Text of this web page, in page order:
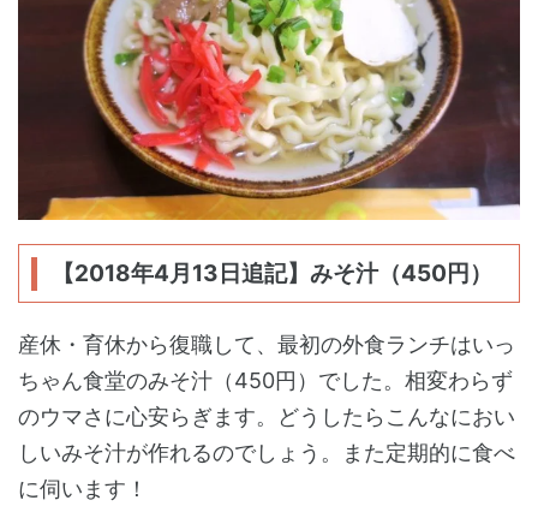
【2018年4月13日追記】みそ汁（450円）
産休・育休から復職して、最初の外食ランチはいっ
ちゃん食堂のみそ汁（450円）でした。相変わらず
のウマさに心安らぎます。どうしたらこんなにおい
しいみそ汁が作れるのでしょう。また定期的に食べ
に伺います！